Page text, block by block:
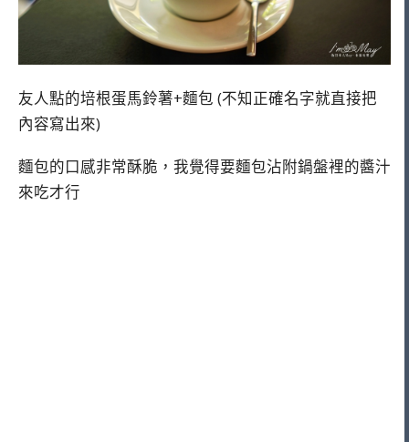
友人點的培根蛋馬鈴薯+麵包 (不知正確名字就直接把
內容寫出來)
麵包的口感非常酥脆，我覺得要麵包沾附鍋盤裡的醬汁
來吃才行